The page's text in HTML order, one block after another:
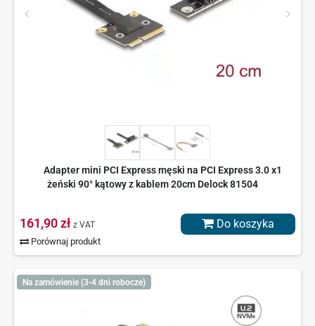
Adapter mini PCI Express męski na PCI Express 3.0 x1
żeński 90° kątowy z kablem 20cm Delock 81504
161,90 zł z VAT
Porównaj produkt
Do koszyka
Na zamówienie (3-4 dni robocze)